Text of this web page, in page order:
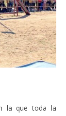
la que toda la